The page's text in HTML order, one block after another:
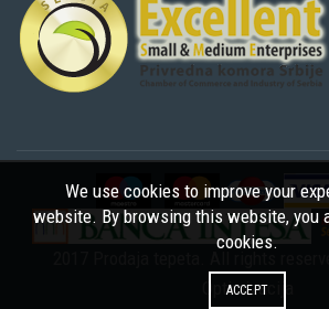
Optimizacija
We use cookies to improve your
website. By browsing this website, you
cookies.
ACCEPT